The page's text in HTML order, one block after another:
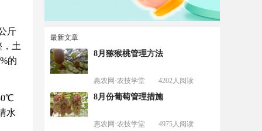
斤
土
的
水
最新文章
8月猕猴桃管理方法
惠农网·农技学堂 4202人阅读
8月份葡萄管理措施
惠农网·农技学堂 4975人阅读